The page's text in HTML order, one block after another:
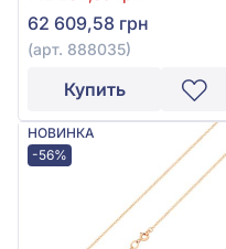
арт. 888035
62 609,58 грн
(арт. 888035)
Купить
НОВИНКА
-56%